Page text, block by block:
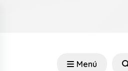
Menú